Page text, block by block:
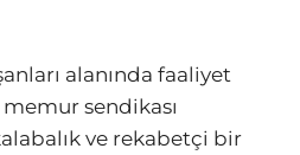
alanında faaliyet
sendikası
ve rekabetçi bir